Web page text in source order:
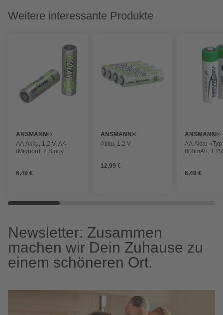
Weitere interessante Produkte
ANSMANN®
AA Akku, 1,2 V, AA
(Mignon), 2 Stück
6,49 €
ANSMANN®
Akku, 1,2 V
12,99 €
ANSMANN®
AA Akku
800mAh,
6,49 €
Newsletter: Zusammen
machen wir Dein Zuhause zu
einem schöneren Ort.